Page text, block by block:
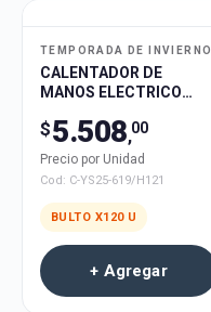
TEMPORADA DE INVIERNO
CALENTADOR DE
MANOS ELECTRICO
WARMTH RECARGABLE
50negro 50rosa 20verde
$5.508,00
Precio por Unidad
Cod: C-YS25-619/H121
BULTO X120 U
+ Agregar